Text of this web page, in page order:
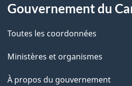
a
g
e
a
c
i
o
Gouvernement du
Toutes les coordonnées
Ministères et organismes
À propos du gouvernement